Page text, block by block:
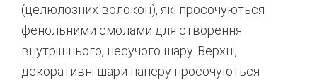
(целюлозних волокон), які просочуються
фенольними смолами для створення
внутрішнього, несучого шару. Верхні,
декоративні шари паперу просочуються